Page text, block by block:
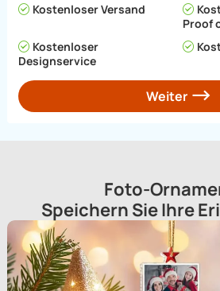
Kostenloser Versand
Proof
Kostenloser
Designservice
Weiter
Foto-
Speichern Sie Ihre